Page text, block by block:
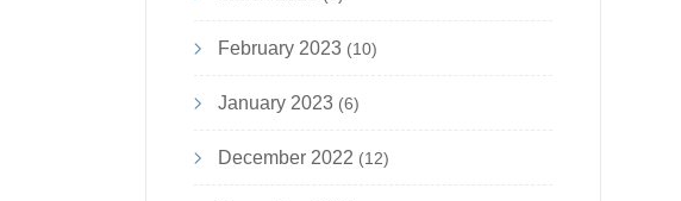
February 2023(10)
January 2023(6)
December 2022 (12)